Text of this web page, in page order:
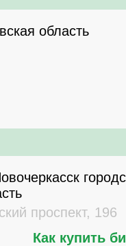
область
проспект, 196
Как купить